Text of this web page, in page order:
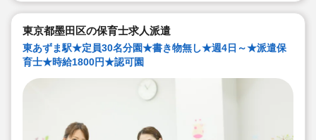
東京都墨田区の保育士求人派遣
東あずま駅★定員30名分園★書き物無し★週4日～★派遣保
育士★時給1800円★認可園